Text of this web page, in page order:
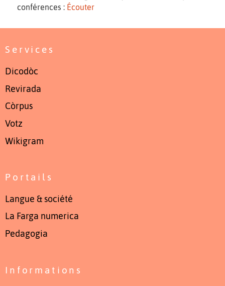
conférences : Écouter
Services
Dicodòc
Revirada
Còrpus
Votz
Wikigram
Portails
Langue & société
La Farga numerica
Pedagogia
Informations